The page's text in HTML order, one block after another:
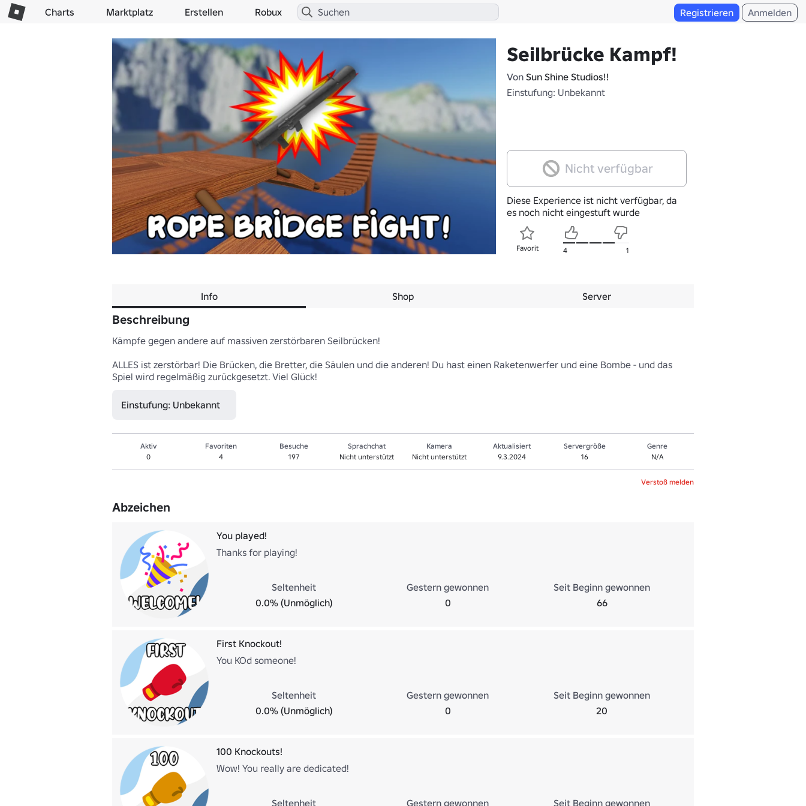
Charts Marktplatz Erstellen Robux Registrieren Anmelden
Seilbrücke Kampf!
Von Sun Shine Studios!!
Einstufung: Unbekannt
Nicht verfügbar
Diese Experience ist nicht verfügbar, da
es noch nicht eingestuft wurde
Favorit 4 1
Info Shop Server
Beschreibung
Kämpfe gegen andere auf massiven zerstörbaren Seilbrücken!
ALLES ist zerstörbar! Die Brücken, die Bretter, die Säulen und die anderen! Du hast einen Raketenwerfer und eine Bombe - und das
Spiel wird regelmäßig zurückgesetzt. Viel Glück!
Einstufung: Unbekannt
Aktiv
0
Favoriten
4
Besuche
197
Sprachchat
Nicht unterstützt
Kamera
Nicht unterstützt
Aktualisiert
9.3.2024
Servergröße
16
Genre
N/A
Verstoß melden
Abzeichen
You played!
Thanks for playing!
Seltenheit
0.0% (Unmöglich)
Gestern gewonnen
0
Seit Beginn gewonnen
66
First Knockout!
You KOd someone!
Seltenheit
0.0% (Unmöglich)
Gestern gewonnen
0
Seit Beginn gewonnen
20
100 Knockouts!
Wow! You really are dedicated!
Seltenheit Gestern gewonnen Seit Beginn gewonnen